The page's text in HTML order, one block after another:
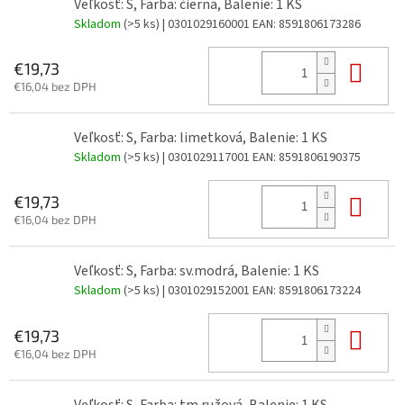
Veľkosť: S, Farba: čierna, Balenie: 1 KS
Skladom (>5 ks) | 0301029160001 EAN: 8591806173286
€19,73
€16,04 bez DPH
Veľkosť: S, Farba: limetková, Balenie: 1 KS
Skladom (>5 ks) | 0301029117001 EAN: 8591806190375
€19,73
€16,04 bez DPH
Veľkosť: S, Farba: sv.modrá, Balenie: 1 KS
Skladom (>5 ks) | 0301029152001 EAN: 8591806173224
€19,73
€16,04 bez DPH